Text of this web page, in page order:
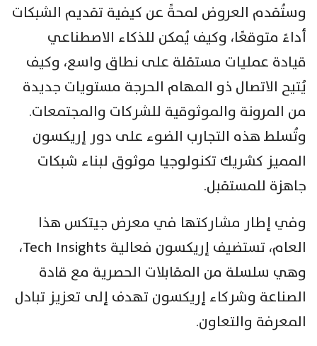
وستُقدم العروض لمحةً عن كيفية تقديم الشبكات
أداءً متوقعًا، وكيف يُمكن للذكاء الاصطناعي
قيادة عمليات مستقلة على نطاق واسع، وكيف
يُتيح الاتصال ذو المهام الحرجة مستويات جديدة
من المرونة والموثوقية للشركات والمجتمعات.
وتُسلط هذه التجارب الضوء على دور إريكسون
المميز كشريك تكنولوجيا موثوق لبناء شبكات
جاهزة للمستقبل.
وفي إطار مشاركتها في معرض جيتكس هذا
العام، تستضيف إريكسون فعالية Tech Insights،
وهي سلسلة من المقابلات الحصرية مع قادة
الصناعة وشركاء إريكسون تهدف إلى تعزيز تبادل
المعرفة والتعاون.